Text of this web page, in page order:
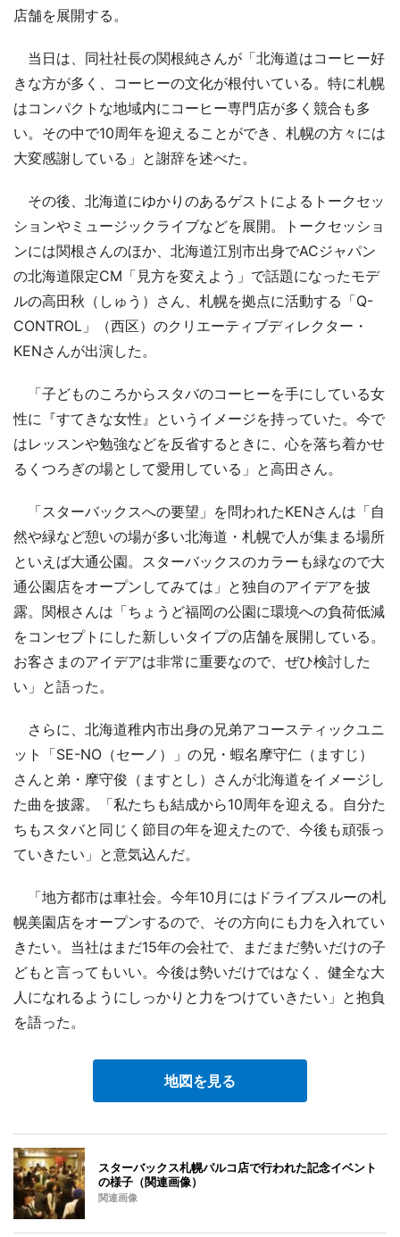
店舗を展開する。
当日は、同社社長の関根純さんが「北海道はコーヒー好
きな方が多く、コーヒーの文化が根付いている。特に札幌
はコンパクトな地域内にコーヒー専門店が多く競合も多
い。その中で10周年を迎えることができ、札幌の方々には
大変感謝している」と謝辞を述べた。
その後、北海道にゆかりのあるゲストによるトークセッ
ションやミュージックライブなどを展開。トークセッショ
ンには関根さんのほか、北海道江別市出身でACジャパン
の北海道限定CM「見方を変えよう」で話題になったモデ
ルの高田秋（しゅう）さん、札幌を拠点に活動する「Q-
CONTROL」（西区）のクリエーティブディレクター・
KENさんが出演した。
「子どものころからスタバのコーヒーを手にしている女
性に『すてきな女性』というイメージを持っていた。今で
はレッスンや勉強などを反省するときに、心を落ち着かせ
るくつろぎの場として愛用している」と高田さん。
「スターバックスへの要望」を問われたKENさんは「自
然や緑など憩いの場が多い北海道・札幌で人が集まる場所
といえば大通公園。スターバックスのカラーも緑なので大
通公園店をオープンしてみては」と独自のアイデアを披
露。関根さんは「ちょうど福岡の公園に環境への負荷低減
をコンセプトにした新しいタイプの店舗を展開している。
お客さまのアイデアは非常に重要なので、ぜひ検討した
い」と語った。
さらに、北海道稚内市出身の兄弟アコースティックユニ
ット「SE-NO（セーノ）」の兄・蝦名摩守仁（ますじ）
さんと弟・摩守俊（ますとし）さんが北海道をイメージし
た曲を披露。「私たちも結成から10周年を迎える。自分た
ちもスタバと同じく節目の年を迎えたので、今後も頑張っ
ていきたい」と意気込んだ。
「地方都市は車社会。今年10月にはドライブスルーの札
幌美園店をオープンするので、その方向にも力を入れてい
きたい。当社はまだ15年の会社で、まだまだ勢いだけの子
どもと言ってもいい。今後は勢いだけではなく、健全な大
人になれるようにしっかりと力をつけていきたい」と抱負
を語った。
地図を見る
スターバックス札幌パルコ店で行われた記念イベント
の様子（関連画像）
関連画像